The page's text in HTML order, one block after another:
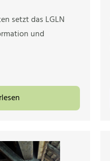
setzt das LGLN
und